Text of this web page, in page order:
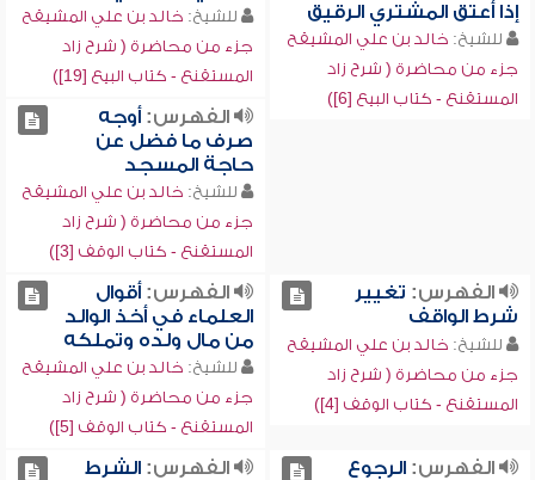
إذا أعتق المشتري الرقيق
للشيخ: خالد بن علي المشيقح
جزء من محاضرة ( شرح زاد
المستقنع - كتاب البيع [6])
للشيخ: خالد بن علي المشيقح
جزء من محاضرة ( شرح زاد
المستقنع - كتاب البيع [19])
الفهرس:أوجه
صرف ما فضل عن
حاجة المسجد
للشيخ: خالد بن علي المشيقح
جزء من محاضرة ( شرح زاد
المستقنع - كتاب الوقف [3])
الفهرس: تغيير
شرط الواقف
للشيخ: خالد بن علي المشيقح
جزء من محاضرة ( شرح زاد
المستقنع - كتاب الوقف [4])
الفهرس:أقوال
العلماء في أخذ الوالد
من مال ولده وتملكه
للشيخ: خالد بن علي المشيقح
جزء من محاضرة ( شرح زاد
المستقنع - كتاب الوقف [5])
الفهرس:الرجوع
الفهرس:الشرط